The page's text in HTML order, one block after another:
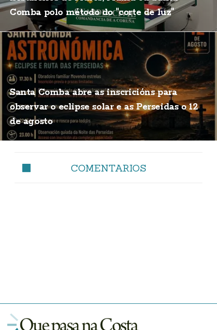
Comba polo método do "corte de luz"
Santa Comba abre as inscricións para
observar o eclipse solar e as Perseidas o 12
de agosto
COMENTARIOS